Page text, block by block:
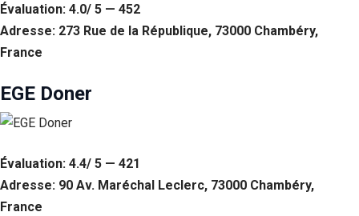
Évaluation: 4.0/ 5 — 452
Adresse: 273 Rue de la République, 73000 Chambéry,
France
EGE Doner
Évaluation: 4.4/ 5 — 421
Adresse: 90 Av. Maréchal Leclerc, 73000 Chambéry,
France